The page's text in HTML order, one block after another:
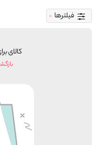
فیلترها
کالای